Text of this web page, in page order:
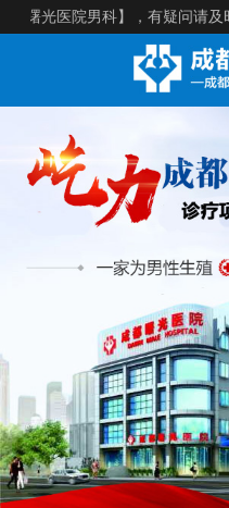
光医院男科】，有疑问请及时